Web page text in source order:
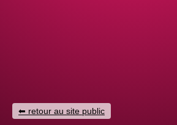
retour au site public